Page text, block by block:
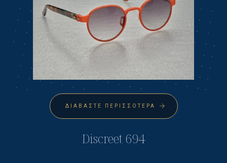
ΔΙΑΒΆΣΤΕ ΠΕΡΙΣΣΌΤΕΡΑ
Discreet 694